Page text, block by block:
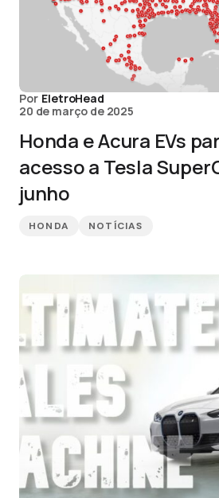
Por EletroHead
20 de março de 2025
Honda e Acura EVs
acesso a Tesla
junho
HONDA NOTÍCIAS